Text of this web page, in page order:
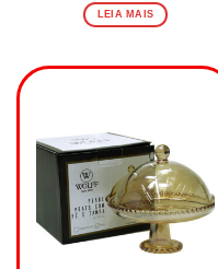
LEIA MAIS